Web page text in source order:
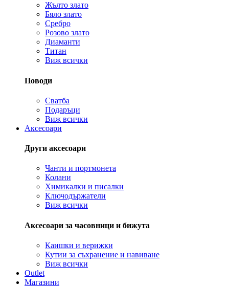
Жълто злато
Бяло злато
Сребро
Розово злато
Диаманти
Титан
Виж всички
Поводи
Сватба
Подаръци
Виж всички
Аксесоари
Други аксесоари
Чанти и портмонета
Колани
Химикалки и писалки
Ключодържатели
Виж всички
Аксесоари за часовници и бижута
Каишки и верижки
Кутии за съхранение и навиване
Виж всички
Outlet
Магазини